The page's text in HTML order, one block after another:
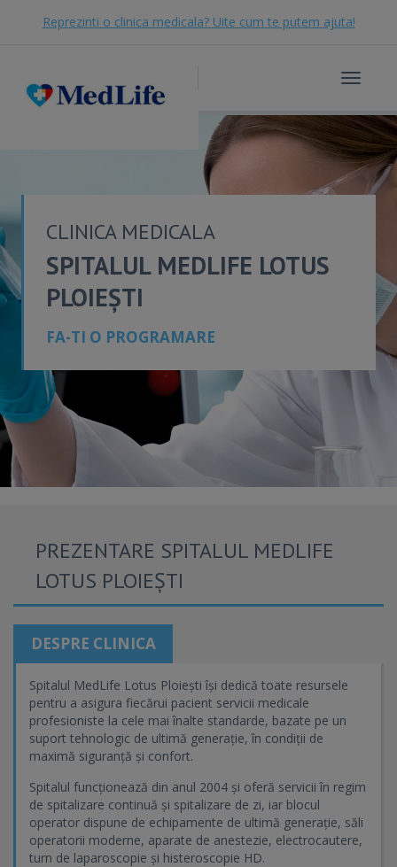
Reprezinti o clinica medicala? Uite cum te putem ajuta!
Toggle
CLINICA MEDICALA
SPITALUL MEDLIFE LOTUS
PLOIEȘTI
FA-TI O PROGRAMARE
PREZENTARE SPITALUL MEDLIFE
LOTUS PLOIEȘTI
DESPRE CLINICA
Spitalul MedLife Lotus Ploiești își dedică toate resursele
pentru a asigura fiecărui pacient servicii medicale
profesioniste la cele mai înalte standarde, bazate pe un
suport tehnologic de ultimă generație, în condiții de
maximă siguranță și confort.
Spitalul funcționează din anul 2004 și oferă servicii în regim
de spitalizare continuă și spitalizare de zi, iar blocul
operator dispune de echipamente de ultimă generație, săli
operatorii moderne, aparate de anestezie, electrocautere,
turn de laparoscopie și histeroscopie HD.